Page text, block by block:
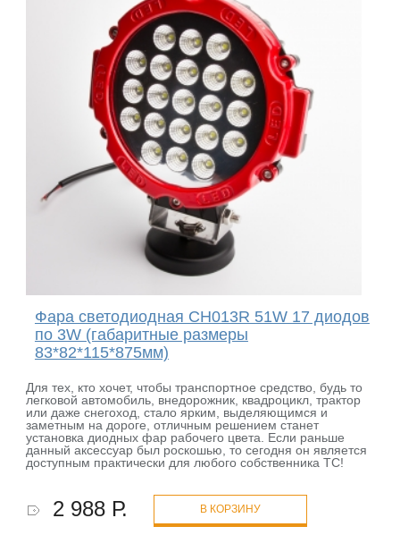
Фара светодиодная CH013R 51W 17 диодов
по 3W (габаритные размеры
83*82*115*875мм)
Для тех, кто хочет, чтобы транспортное средство, будь то
легковой автомобиль, внедорожник, квадроцикл, трактор
или даже снегоход, стало ярким, выделяющимся и
заметным на дороге, отличным решением станет
установка диодных фар рабочего цвета. Если раньше
данный аксессуар был роскошью, то сегодня он является
доступным практически для любого собственника ТС!
2 988 Р. В КОРЗИНУ